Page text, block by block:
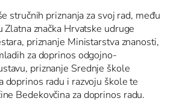
stručnih priznanja za svoj rad, među
Zlatna značka Hrvatske udruge
priznanje Ministarstva znanosti,
za doprinos odgojno-
priznanje Srednje škole
doprinos radu i razvoju škole te
Bedekovčina za doprinos radu.